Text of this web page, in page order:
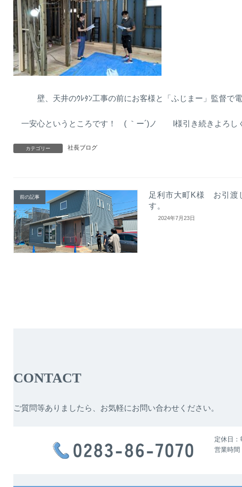
壁、天井のｳﾚﾀﾝ工事の前にお客様と「ふじまー」監督で電
一安心というところです！ ( ｀ー´)ノ I様引き続きよろしく
カテゴリー 社長ブログ
前の記事
足利市大町K様 お引渡
す。
2024年7月23日
CONTACT
ご質問等ありましたら、お気軽にお問い合わせください。
定休日：
営業時間